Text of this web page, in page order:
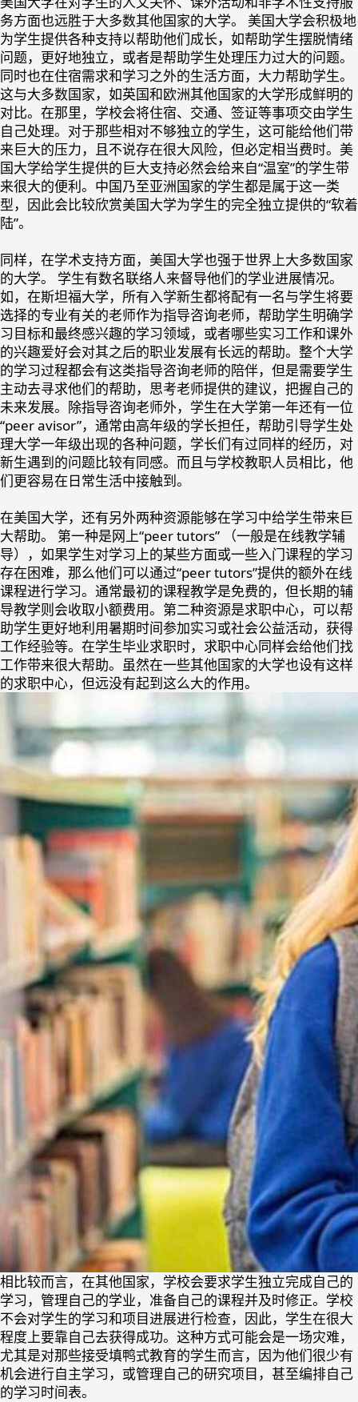
务方面也远胜于大多数其他国家的大学。
美国大学会积极地
为学生提供各种支持以帮助他们成长，如帮助学生摆脱情绪
问题，更好地独立，或者是帮助学生处理压力过大的问题。
同时也在住宿需求和学习之外的生活方面，大力帮助学生。
这与大多数国家，如英国和欧洲其他国家的大学形成鲜明的
对比。在那里，学校会将住宿、交通、签证等事项交由学生
自己处理。对于那些相对不够独立的学生，这可能给他们带
来巨大的压力，且不说存在很大风险，但必定相当费时。美
国大学给学生提供的巨大支持必然会给来自“温室”的学生带
来很大的便利。中国乃至亚洲国家的学生都是属于这一类
型，因此会比较欣赏美国大学为学生的完全独立提供的“软着
陆”。
同样， 在学术支持方面，美国大学也强于世界上大多数国家
的大学。 学生有数名联络人来督导他们的学业进展情况。
如，在斯坦福大学，所有入学新生都将配有一名与学生将要
选择的专业有关的老师作为指导咨询老师，帮助学生明确学
习目标和最终感兴趣的学习领域，或者哪些实习工作和课外
的兴趣爱好会对其之后的职业发展有长远的帮助。整个大学
的学习过程都会有这类指导咨询老师的陪伴，但是需要学生
主动去寻求他们的帮助，思考老师提供的建议，把握自己的
未来发展。除指导咨询老师外，学生在大学第一年还有一位
“peer avisor”，通常由高年级的学长担任，帮助引导学生处
理大学一年级出现的各种问题，学长们有过同样的经历，对
新生遇到的问题比较有同感。而且与学校教职人员相比，他
们更容易在日常生活中接触到。
在美国大学，还有另外两种资源能够在学习中给学生带来巨
大帮助。 第一种是网上“peer tutors” （一般是在线教学辅
导），如果学生对学习上的某些方面或一些入门课程的学习
存在困难，那么他们可以通过“peer tutors”提供的额外在线
课程进行学习。通常最初的课程教学是免费的，但长期的辅
导教学则会收取小额费用。第二种资源是求职中心，可以帮
助学生更好地利用暑期时间参加实习或社会公益活动，获得
工作经验等。在学生毕业求职时，求职中心同样会给他们找
工作带来很大帮助。虽然在一些其他国家的大学也设有这样
的求职中心，但远没有起到这么大的作用。
相比较而言，在其他国家，学校会要求学生独立完成自己的
学习，管理自己的学业，准备自己的课程并及时修正。学校
不会对学生的学习和项目进展进行检查，因此，学生在很大
程度上要靠自己去获得成功。这种方式可能会是一场灾难，
尤其是对那些接受填鸭式教育的学生而言，因为他们很少有
机会进行自主学习，或管理自己的研究项目，甚至编排自己
的学习时间表。